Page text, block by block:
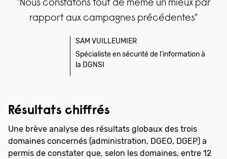
"Nous constatons tout de même un mieux par
rapport aux campagnes précédentes"
SAM VUILLEUMIER
Spécialiste en sécurité de l’information à
la DGNSI
Résultats chiffrés
Une brève analyse des résultats globaux des trois
domaines concernés (administration, DGEO, DGEP) a
permis de constater que, selon les domaines, entre 12